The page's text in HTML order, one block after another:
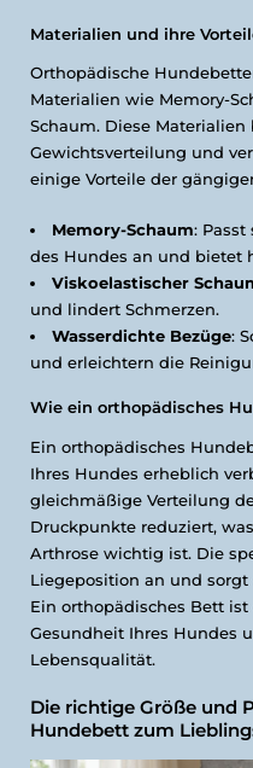
Materialien und ihre
Orthopädische
Materialien wie Memory-
Schaum. Diese
Gewichtsverteilung und
einige Vorteile der
Memory-Schaum:
des Hundes an und bietet
Viskoelastischer
und lindert Schmerzen.
Wasserdichte Bezüge:
und erleichtern die
Wie ein orthopädisches
Ein orthopädisches
Ihres Hundes erheblich
gleichmäßige Verteilung
Druckpunkte reduziert,
Arthrose wichtig ist. Die
Liegeposition an und
Ein orthopädisches Bett
Gesundheit Ihres Hundes
Lebensqualität.
Die richtige Größe und
Hundebett zum